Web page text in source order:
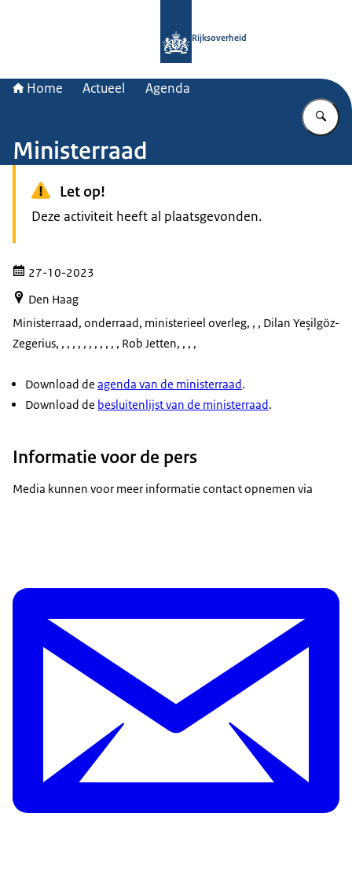
Rijksoverheid
Home Actueel Agenda
Ministerraad
Let op!
Deze activiteit heeft al plaatsgevonden.
27-10-2023
Den Haag
Ministerraad, onderraad, ministerieel overleg, , , Dilan Yeşilgöz-
Zegerius, , , , , , , , , , , , Rob Jetten, , , ,
Download de agenda van de ministerraad.
Download de besluitenlijst van de ministerraad.
Informatie voor de pers
Media kunnen voor meer informatie contact opnemen via